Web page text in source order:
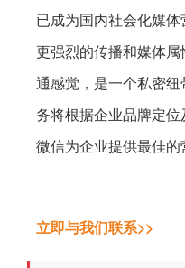
已成为国内社会化媒
更强烈的传播和媒体
通感觉，是一个私密
务将根据企业品牌定位
微信为企业提供最佳的
立即与我们联系>>